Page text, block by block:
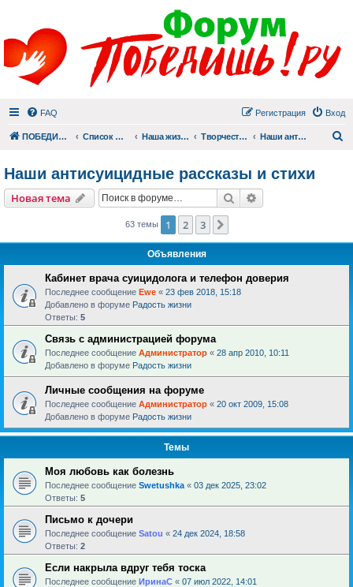
FAQ Вход
Регистрация
ПОБЕДИШЬ.РУ Список форумов Наша жизнь (не всё же о суициде!) Творчество Наши антисуицидные рассказы и стихи
Наши антисуицидные рассказы и стихи
Новая тема Поиск
63 темы 1 2 3
Объявления
Кабинет врача суицидолога и телефон доверия
Последнее сообщение Ewe « 23 фев 2018, 15:18
Добавлено в форуме Радость жизни
Ответы: 5
Связь с администрацией форума
Последнее сообщение Администратор « 28 апр 2010, 10:11
Добавлено в форуме Радость жизни
Личные сообщения на форуме
Последнее сообщение Администратор « 20 окт 2009, 15:08
Добавлено в форуме Радость жизни
Темы
Моя любовь как болезнь
Последнее сообщение Swetushka « 03 дек 2025, 23:02
Ответы: 5
Письмо к дочери
Последнее сообщение Satou « 24 дек 2024, 18:58
Ответы: 2
Если накрыла вдруг тебя тоска
Последнее сообщение ИринаC « 07 июл 2022, 14:01